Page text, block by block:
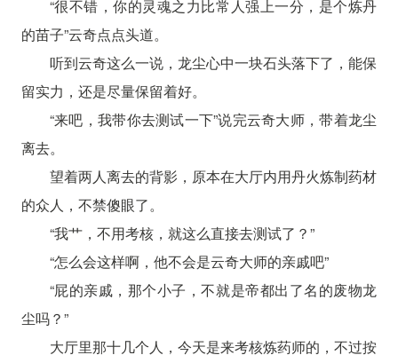
“很不错，你的灵魂之力比常人强上一分，是个炼丹
的苗子”云奇点点头道。
听到云奇这么一说，龙尘心中一块石头落下了，能保
留实力，还是尽量保留着好。
“来吧，我带你去测试一下”说完云奇大师，带着龙尘
离去。
望着两人离去的背影，原本在大厅内用丹火炼制药材
的众人，不禁傻眼了。
“我艹，不用考核，就这么直接去测试了？”
“怎么会这样啊，他不会是云奇大师的亲戚吧”
“屁的亲戚，那个小子，不就是帝都出了名的废物龙
尘吗？”
大厅里那十几个人，今天是来考核炼药师的，不过按